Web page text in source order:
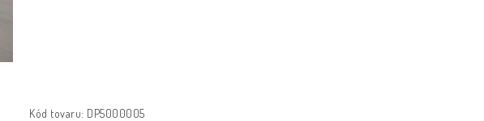
Kód tovaru: DP5000005